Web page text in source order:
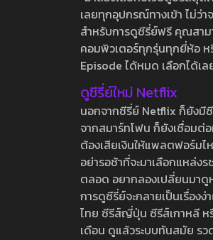
เลยทุกอุปกรณ์ทางเข้า ไม่ว่
สำหรับการดูซีรี่ย์ฟรี คุณสาม
คอมพิวเตอร์ทุกรุ่นทุกยี่ห้อ ห
Episode ได้หมด เลือกได้เ
ดูซีรี่ย์ใหม่ Netflix
นอกจากซีรี่ย์ Netflix ก็ยังมีซี
จากสมาร์ทโฟน ก็ยังเชื่อมต่
ต้องเสียเงินให้แพลตฟอร์มไ
อย่ารอช้าที่จะมาเลือกแหล่ง
ตลอด อยากลองเปลี่ยนมาดู
การดูซีรี่ย์จะกลายเป็นเรื่อง
ไทย ซีรีส์ญี่ปุ่น ซีรีส์เกาหลี ห
เดือน ดูแล้วระบบทันสมัย ร